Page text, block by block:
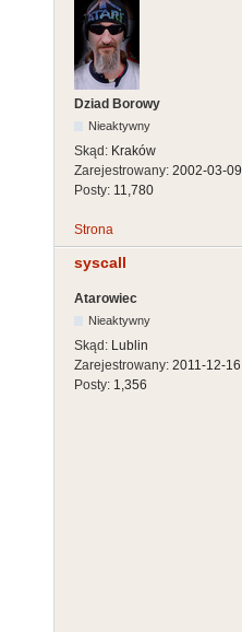
Dziad Borowy
Nieaktywny
Skąd: Kraków
Zarejestrowany: 2002-03-09
Posty: 11,780
Strona
syscall
Atarowiec
Nieaktywny
Skąd: Lublin
Zarejestrowany: 2011-12-16
Posty: 1,356